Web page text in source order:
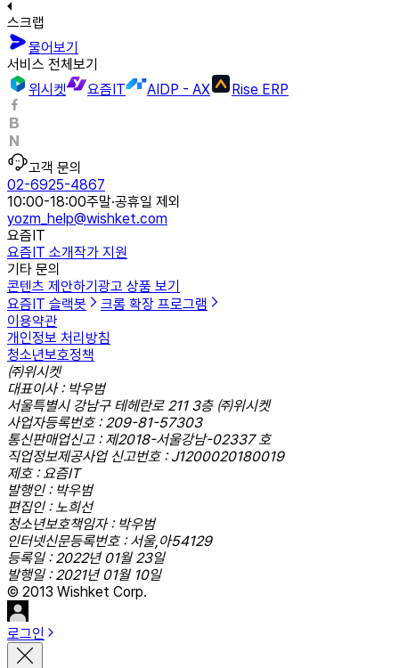
스크랩
물어보기
서비스 전체보기
위시켓
요즘IT AIDP - AX Rise ERP
고객 문의
02-6925-4867
10:00-18:00주말·공휴일 제외
yozm_help@wishket.com
요즘IT
요즘IT 소개작가 지원
기타 문의
콘텐츠 제안하기 광고 상품 보기
요즘IT 슬랙봇
크롬 확장 프로그램
이용약관
개인정보 처리방침
청소년보호정책
㈜위시켓
대표이사 : 박우범
서울특별시 강남구 테헤란로 211 3층 ㈜위시켓
사업자등록번호 : 209-81-57303
통신판매업신고 : 제2018-서울강남-02337 호
직업정보제공사업 신고번호 : J1200020180019
제호 : 요즘IT
발행인 : 박우범
편집인 : 노희선
청소년보호책임자 : 박우범
인터넷신문등록번호 : 서울,아54129
등록일 : 2022년 01월 23일
발행일 : 2021년 01월 10일
© 2013 Wishket Corp.
로그인